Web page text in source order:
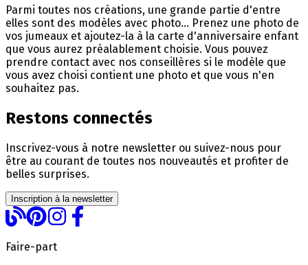
Parmi toutes nos créations, une grande partie d'entre
elles sont des modèles avec photo... Prenez une photo de
vos jumeaux et ajoutez-la à la carte d'anniversaire enfant
que vous aurez préalablement choisie. Vous pouvez
prendre contact avec nos conseillères si le modèle que
vous avez choisi contient une photo et que vous n'en
souhaitez pas.
Restons connectés
Inscrivez-vous à notre newsletter ou suivez-nous pour
être au courant de toutes nos nouveautés et profiter de
belles surprises.
Inscription à la newsletter
Faire-part